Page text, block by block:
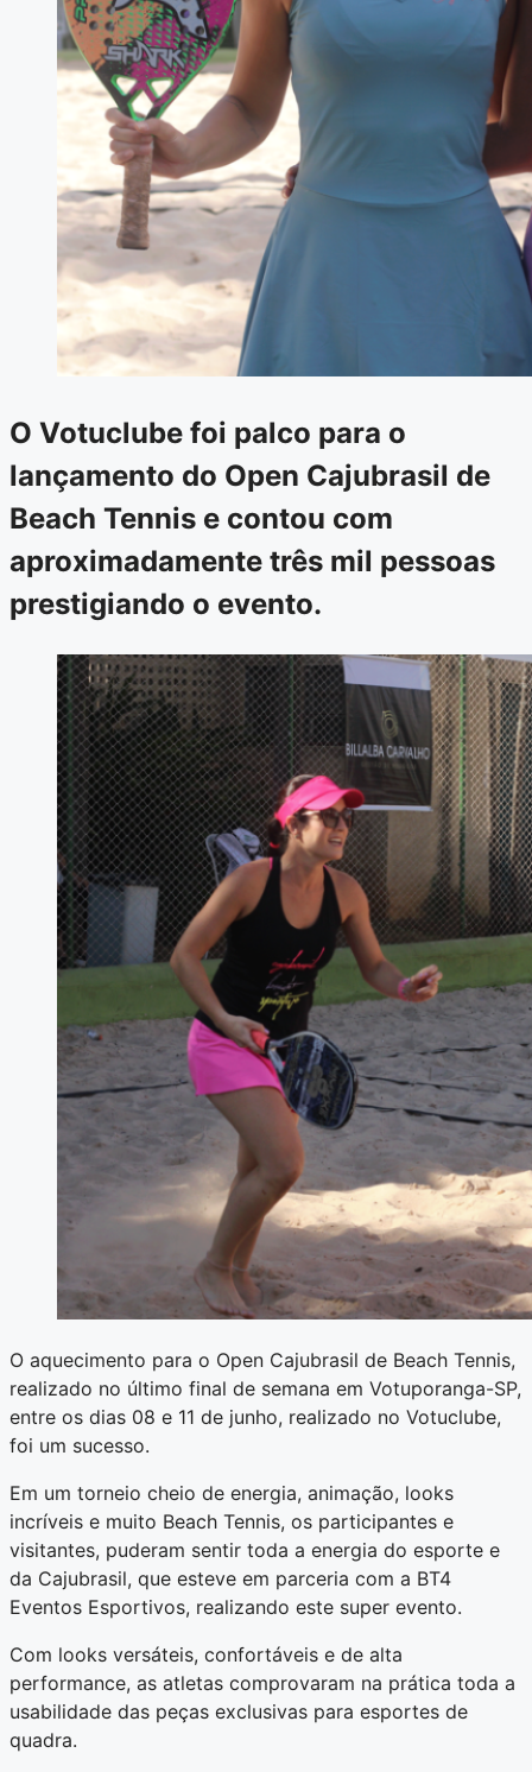
O Votuclube foi palco para o
lançamento do Open Cajubrasil de
Beach Tennis e contou com
aproximadamente três mil pessoas
prestigiando o evento.
O aquecimento para o Open Cajubrasil de Beach Tennis,
realizado no último final de semana em Votuporanga-SP,
entre os dias 08 e 11 de junho, realizado no Votuclube,
foi um sucesso.
Em um torneio cheio de energia, animação, looks
incríveis e muito Beach Tennis, os participantes e
visitantes, puderam sentir toda a energia do esporte e
da Cajubrasil, que esteve em parceria com a BT4
Eventos Esportivos, realizando este super evento.
Com looks versáteis, confortáveis e de alta
performance, as atletas comprovaram na prática toda a
usabilidade das peças exclusivas para esportes de
quadra.